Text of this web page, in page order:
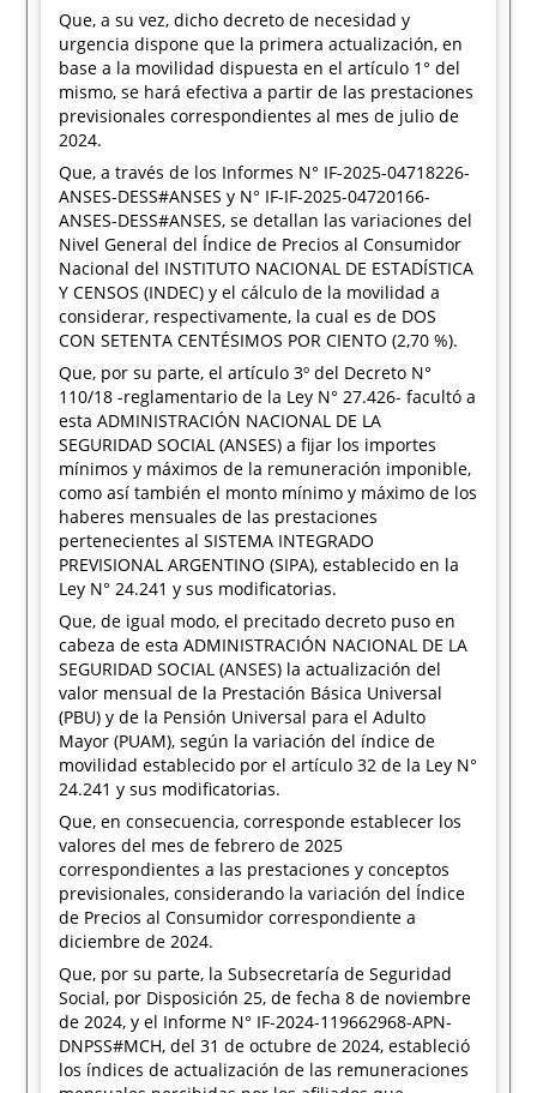
Que, a su vez, dicho decreto de necesidad y
urgencia dispone que la primera actualización, en
base a la movilidad dispuesta en el artículo 1° del
mismo, se hará efectiva a partir de las prestaciones
previsionales correspondientes al mes de julio de
2024.
Que, a través de los Informes N° IF-2025-04718226-
ANSES-DESS#ANSES y N° IF-IF-2025-04720166-
ANSES-DESS#ANSES, se detallan las variaciones del
Nivel General del Índice de Precios al Consumidor
Nacional del INSTITUTO NACIONAL DE ESTADÍSTICA
Y CENSOS (INDEC) y el cálculo de la movilidad a
considerar, respectivamente, la cual es de DOS
CON SETENTA CENTÉSIMOS POR CIENTO (2,70 %).
Que, por su parte, el artículo 3º del Decreto N°
110/18 -reglamentario de la Ley N° 27.426- facultó a
esta ADMINISTRACIÓN NACIONAL DE LA
SEGURIDAD SOCIAL (ANSES) a fijar los importes
mínimos y máximos de la remuneración imponible,
como así también el monto mínimo y máximo de los
haberes mensuales de las prestaciones
pertenecientes al SISTEMA INTEGRADO
PREVISIONAL ARGENTINO (SIPA), establecido en la
Ley N° 24.241 y sus modificatorias.
Que, de igual modo, el precitado decreto puso en
cabeza de esta ADMINISTRACIÓN NACIONAL DE LA
SEGURIDAD SOCIAL (ANSES) la actualización del
valor mensual de la Prestación Básica Universal
(PBU) y de la Pensión Universal para el Adulto
Mayor (PUAM), según la variación del índice de
movilidad establecido por el artículo 32 de la Ley N°
24.241 y sus modificatorias.
Que, en consecuencia, corresponde establecer los
valores del mes de febrero de 2025
correspondientes a las prestaciones y conceptos
previsionales, considerando la variación del Índice
de Precios al Consumidor correspondiente a
diciembre de 2024.
Que, por su parte, la Subsecretaría de Seguridad
Social, por Disposición 25, de fecha 8 de noviembre
de 2024, y el Informe N° IF-2024-119662968-APN-
DNPSS#MCH, del 31 de octubre de 2024, estableció
los índices de actualización de las remuneraciones